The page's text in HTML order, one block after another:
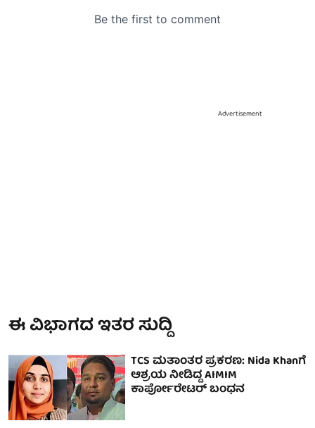
Advertisement
ಈ ವಿಭಾಗದ ಇತರ ಸುದ್ದಿ
TCS ಮತಾಂತರ ಪ್ರಕರಣ: Nida Khanಗೆ
ಆಶ್ರಯ ನೀಡಿದ್ದ AIMIM
ಕಾರ್ಪೋರೇಟರ್ ಬಂಧನ